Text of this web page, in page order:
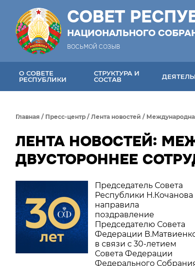
СОВЕТ
НАЦИОНАЛЬНОГО
ВОСЬМОЙ СОЗЫВ
О СОВЕТЕ
РЕСПУБЛИКИ
СТРУКТУРА И
СОСТАВ
Главная / Пресс-центр / Лента новостей /
ЛЕНТА НОВОСТЕЙ:
ДВУСТОРОННЕЕ
Председатель Совета
Республики Н.Кочанова
направила
поздравление
Председателю Совета
Федерации
в связи с 30-летием
Совета Федерации
Федерального